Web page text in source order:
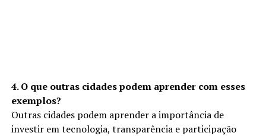
4. O que outras cidades podem aprender com esses
exemplos?
Outras cidades podem aprender a importância de
investir em tecnologia, transparência e participação